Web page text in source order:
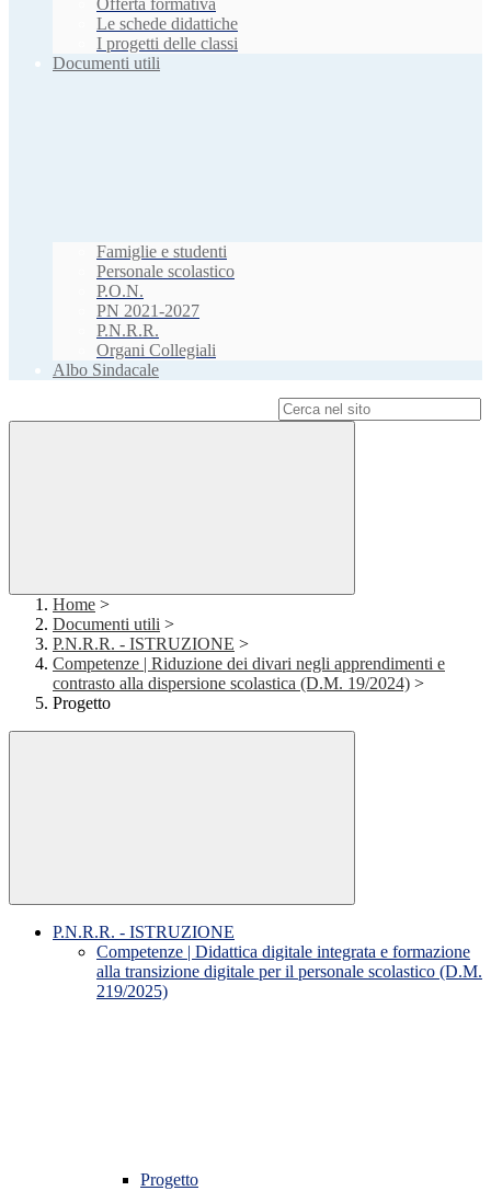
Offerta formativa
Le schede didattiche
I progetti delle classi
Documenti utili
Famiglie e studenti
Personale scolastico
P.O.N.
PN 2021-2027
P.N.R.R.
Organi Collegiali
Albo Sindacale
Home >
Documenti utili >
P.N.R.R. - ISTRUZIONE >
Competenze | Riduzione dei divari negli apprendimenti e
contrasto alla dispersione scolastica (D.M. 19/2024) >
Progetto
P.N.R.R. - ISTRUZIONE
Competenze | Didattica digitale integrata e formazione
alla transizione digitale per il personale scolastico (D.M.
219/2025)
Progetto